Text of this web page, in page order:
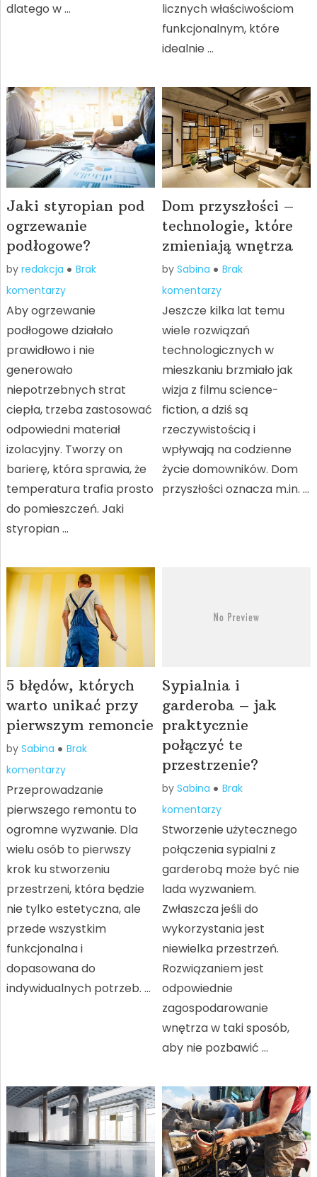
dlatego w …
licznych właściwościom
funkcjonalnym, które
idealnie …
Jaki styropian pod
ogrzewanie
podłogowe?
by redakcja
Brak
komentarzy
Aby ogrzewanie
podłogowe działało
prawidłowo i nie
generowało
niepotrzebnych strat
ciepła, trzeba zastosować
odpowiedni materiał
izolacyjny. Tworzy on
barierę, która sprawia, że
temperatura trafia prosto
do pomieszczeń. Jaki
styropian …
Dom przyszłości –
technologie, które
zmieniają wnętrza
bySabina
Brak
komentarzy
Jeszcze kilka lat temu
wiele rozwiązań
technologicznych w
mieszkaniu brzmiało jak
wizja z filmu science-
fiction, a dziś są
rzeczywistością i
wpływają na codzienne
życie domowników. Dom
przyszłości oznacza m.in. …
5 błędów, których
warto unikać przy
pierwszym remoncie
by Sabina
Brak
komentarzy
Przeprowadzanie
pierwszego remontu to
ogromne wyzwanie. Dla
wielu osób to pierwszy
krok ku stworzeniu
przestrzeni, która będzie
nie tylko estetyczna, ale
przede wszystkim
funkcjonalna i
dopasowana do
indywidualnych potrzeb. …
Sypialnia i
garderoba – jak
praktycznie
połączyć te
przestrzenie?
bySabina
Brak
komentarzy
Stworzenie użytecznego
połączenia sypialni z
garderobą może być nie
lada wyzwaniem.
Zwłaszcza jeśli do
wykorzystania jest
niewielka przestrzeń.
Rozwiązaniem jest
odpowiednie
zagospodarowanie
wnętrza w taki sposób,
aby nie pozbawić …